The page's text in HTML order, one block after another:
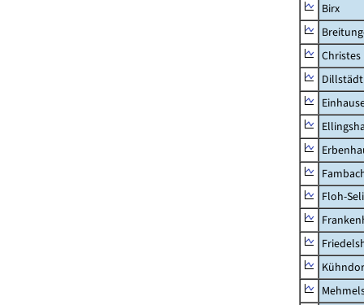
Birx
Christes
Dillstädt
Floh-